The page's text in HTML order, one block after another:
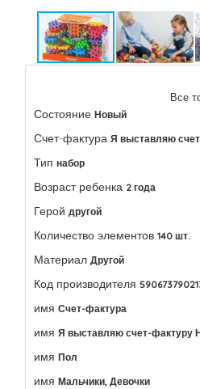
Все
Состояние Новый
Счет-фактура Я выставляю
Тип набор
Возраст ребенка 2 года
Герой другой
Количество элементов 140 шт.
Материал Другой
Код производителя
имя Счет-фактура
имя Я выставляю счет-фактуру
имя Пол
имя Мальчики, Девочки